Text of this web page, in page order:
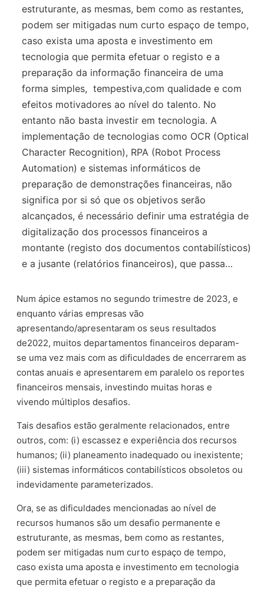
estruturante, as mesmas, bem como as restantes,
podem ser mitigadas num curto espaço de tempo,
caso exista uma aposta e investimento em
tecnologia que permita efetuar o registo e a
preparação da informação financeira de uma
forma simples, tempestiva,com qualidade e com
efeitos motivadores ao nível do talento. No
entanto não basta investir em tecnologia. A
implementação de tecnologias como OCR (Optical
Character Recognition), RPA (Robot Process
Automation) e sistemas informáticos de
preparação de demonstrações financeiras, não
significa por si só que os objetivos serão
alcançados, é necessário definir uma estratégia de
digitalização dos processos financeiros a
montante (registo dos documentos contabilísticos)
e a jusante (relatórios financeiros), que passa…
Num ápice estamos no segundo trimestre de 2023, e
enquanto várias empresas vão
apresentando/apresentaram os seus resultados
de2022, muitos departamentos financeiros deparam-
se uma vez mais com as dificuldades de encerrarem as
contas anuais e apresentarem em paralelo os reportes
financeiros mensais, investindo muitas horas e
vivendo múltiplos desafios.
Tais desafios estão geralmente relacionados, entre
outros, com: (i) escassez e experiência dos recursos
humanos; (ii) planeamento inadequado ou inexistente;
(iii) sistemas informáticos contabilísticos obsoletos ou
indevidamente parameterizados.
Ora, se as dificuldades mencionadas ao nível de
recursos humanos são um desafio permanente e
estruturante, as mesmas, bem como as restantes,
podem ser mitigadas num curto espaço de tempo,
caso exista uma aposta e investimento em tecnologia
que permita efetuar o registo e a preparação da